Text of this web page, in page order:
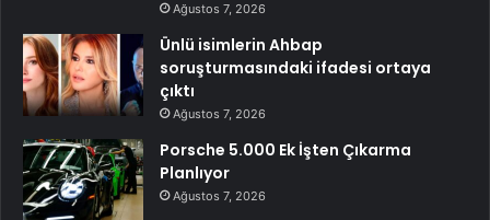
Ağustos 7, 2026
Ünlü isimlerin Ahbap
soruşturmasındaki ifadesi ortaya
çıktı
Ağustos 7, 2026
Porsche 5.000 Ek İşten Çıkarma
Planlıyor
Ağustos 7, 2026